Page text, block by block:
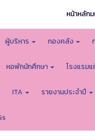
หน้าหลัก
ผู้บริหาร กองคลัง
หอพักนักศึกษา โรงแรมแ
ITA รายงานประจำปี